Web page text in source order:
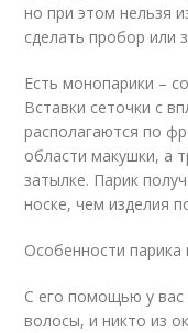
но при этом нельзя
сделать пробор или
Есть монопарики –
Вставки сеточки с
располагаются по
области макушки, а
затылке. Парик
носке, чем изделия
Особенности парика
С его помощью у вас
волосы, и никто из